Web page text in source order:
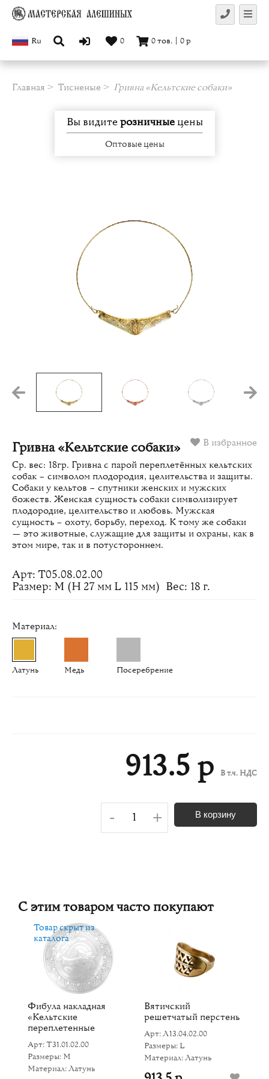
Ru 0 0тов. 0р
Главная Тисненые Гривна «Кельтские собаки»
Вы видитерозничныецены
Оптовые цены
В избранное
Гривна «Кельтские собаки»
Ср. вес: 18гр. Гривна с парой переплетённых кельтских
собак – символом плодородия, целительства и защиты.
Собаки у кельтов – спутники женских и мужских
божеств. Женская сущность собаки символизирует
плодородие, целительство и любовь. Мужская
сущность – охоту, борьбу, переход. К тому же собаки
— это животные, служащие для защиты и охраны, как в
этом мире, так и в потустороннем.
Арт: Т05.08.02.00
Размер: M (H 27 мм L 115 мм) Вес: 18 г.
Материал:
Латунь Медь Посеребрение
913.5 р В т.ч. НДС
- + В корзину
С этим товаром часто покупают
Товар скрыт из
каталога
Фибула накладная
«Кельтские
переплетенные
Арт: Т31.01.02.00
Размеры: M
Материал: Латунь
Вятичский
решетчатый перстень
Арт: Л13.04.02.00
Размеры: L
Материал: Латунь